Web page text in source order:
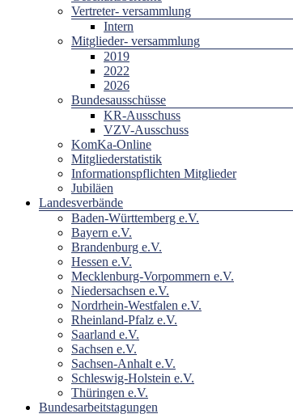
Vertreter- versammlung
Intern
Mitglieder- versammlung
2019
2022
2026
Bundesausschüsse
KR-Ausschuss
VZV-Ausschuss
KomKa-Online
Mitgliederstatistik
Informationspflichten Mitglieder
Jubiläen
Landesverbände
Baden-Württemberg e.V.
Bayern e.V.
Brandenburg e.V.
Hessen e.V.
Mecklenburg-Vorpommern e.V.
Niedersachsen e.V.
Nordrhein-Westfalen e.V.
Rheinland-Pfalz e.V.
Saarland e.V.
Sachsen e.V.
Sachsen-Anhalt e.V.
Schleswig-Holstein e.V.
Thüringen e.V.
Bundesarbeitstagungen